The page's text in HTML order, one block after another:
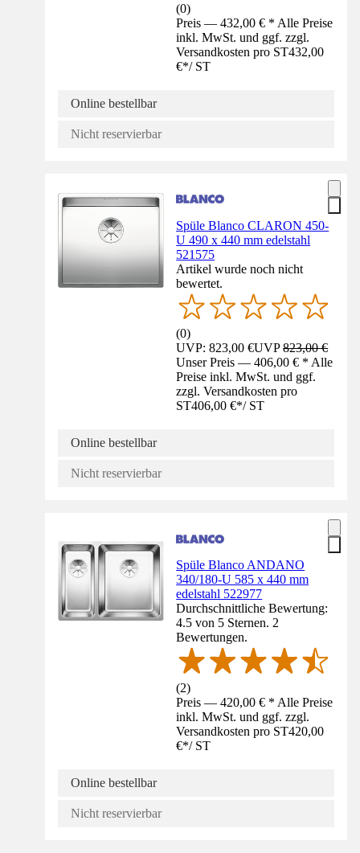
(0)
Preis — 432,00 € * Alle Preise
inkl. MwSt. und ggf. zzgl.
Versandkosten pro ST432,00
€*/ ST
Online bestellbar
Nicht reservierbar
Spüle Blanco CLARON 450-
U 490 x 440 mm edelstahl
521575
Artikel wurde noch nicht
bewertet.
(0)
UVP: 823,00 €UVP823,00 €
Unser Preis — 406,00 € * Alle
Preise inkl. MwSt. und ggf.
zzgl. Versandkosten pro
ST406,00 €*/ ST
Online bestellbar
Nicht reservierbar
Spüle Blanco ANDANO
340/180-U 585 x 440 mm
edelstahl 522977
Durchschnittliche Bewertung:
4.5 von 5 Sternen. 2
Bewertungen.
(2)
Preis — 420,00 € * Alle Preise
inkl. MwSt. und ggf. zzgl.
Versandkosten pro ST420,00
€*/ ST
Online bestellbar
Nicht reservierbar